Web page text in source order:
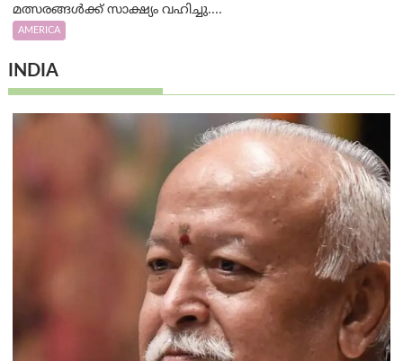
മത്സരങ്ങൾക്ക് സാക്ഷ്യം വഹിച്ചു....
AMERICA
INDIA